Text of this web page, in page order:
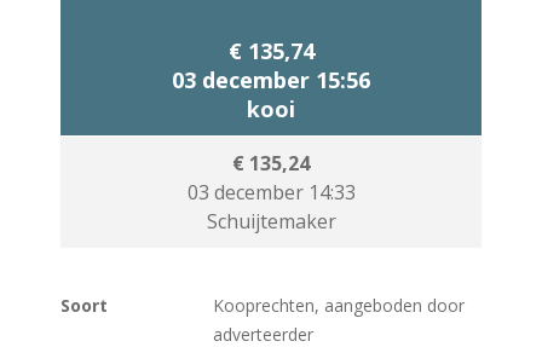
Soort
Kooprechten, aangeboden door
adverteerder
€ 135,74
03 december 15:56
kooi
€ 135,24
03 december 14:33
Schuijtemaker